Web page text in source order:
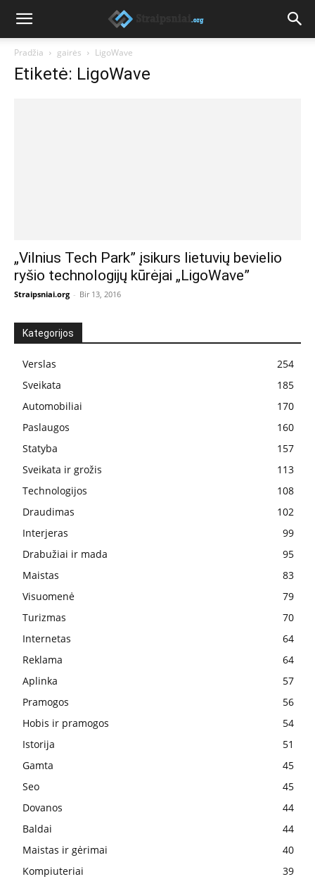
Pradžia gairės LigoWave
Etiketė: LigoWave
„Vilnius Tech Park” įsikurs lietuvių bevielio
ryšio technologijų kūrėjai „LigoWave”
Straipsniai.org - Bir 13, 2016
Kategorijos
Verslas
254
Sveikata
185
Automobiliai
170
Paslaugos
160
Statyba
157
Sveikata ir grožis
113
Technologijos
108
Draudimas
102
Interjeras
99
Drabužiai ir mada
95
Maistas
83
Visuomenė
79
Turizmas
70
Internetas
64
Reklama
64
Aplinka
57
Pramogos
56
Hobis ir pramogos
54
Istorija
51
Gamta
45
Seo
45
Dovanos
44
Baldai
44
Maistas ir gėrimai
40
Kompiuteriai
39